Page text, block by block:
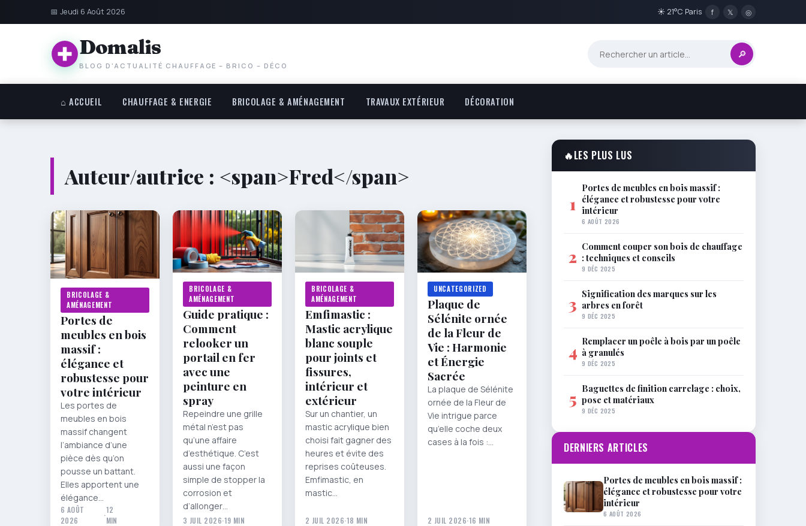
📅 Jeudi 6 Août 2026 ☀ 21°C Paris f 𝕏 ◎
Domalis
BLOG D'ACTUALITÉ CHAUFFAGE – BRICO – DÉCO
🔎
⌂ ACCUEIL CHAUFFAGE & ENERGIE BRICOLAGE & AMÉNAGEMENT TRAVAUX EXTÉRIEUR DÉCORATION
Auteur/autrice : <span>Fred</span>
BRICOLAGE &
AMÉNAGEMENT
Portes de
meubles en bois
massif :
élégance et
robustesse pour
votre intérieur
Les portes de
meubles en bois
massif changent
l’ambiance d’une
pièce dès qu’on
pousse un battant.
Elles apportent une
élégance…
6 AOÛT
2026
·
12
MIN
BRICOLAGE &
AMÉNAGEMENT
Guide pratique :
Comment
relooker un
portail en fer
avec une
peinture en
spray
Repeindre une grille
métal n’est pas
qu’une affaire
d’esthétique. C’est
aussi une façon
simple de stopper la
corrosion et
d’allonger…
3 JUIL 2026·19 MIN
BRICOLAGE &
AMÉNAGEMENT
Emfimastic :
Mastic acrylique
blanc souple
pour joints et
fissures,
intérieur et
extérieur
Sur un chantier, un
mastic acrylique bien
choisi fait gagner des
heures et évite des
reprises coûteuses.
Emfimastic, en
mastic…
2 JUIL 2026·18 MIN
UNCATEGORIZED
Plaque de
Sélénite ornée
de la Fleur de
Vie : Harmonie
et Énergie
Sacrée
La plaque de Sélénite
ornée de la Fleur de
Vie intrigue parce
qu’elle coche deux
cases à la fois :…
2 JUIL 2026·16 MIN
🔥LES PLUS LUS
1
Portes de meubles en bois massif :
élégance et robustesse pour votre
intérieur
6 AOÛT 2026
2 Comment couper son bois de chauffage
: techniques et conseils
9 DÉC 2025
3 Signification des marques sur les
arbres en forêt
9 DÉC 2025
4 Remplacer un poêle à bois par un poêle
à granulés
9 DÉC 2025
5 Baguettes de finition carrelage : choix,
pose et matériaux
9 DÉC 2025
DERNIERS ARTICLES
Portes de meubles en bois massif :
élégance et robustesse pour votre
intérieur
6 AOÛT 2026